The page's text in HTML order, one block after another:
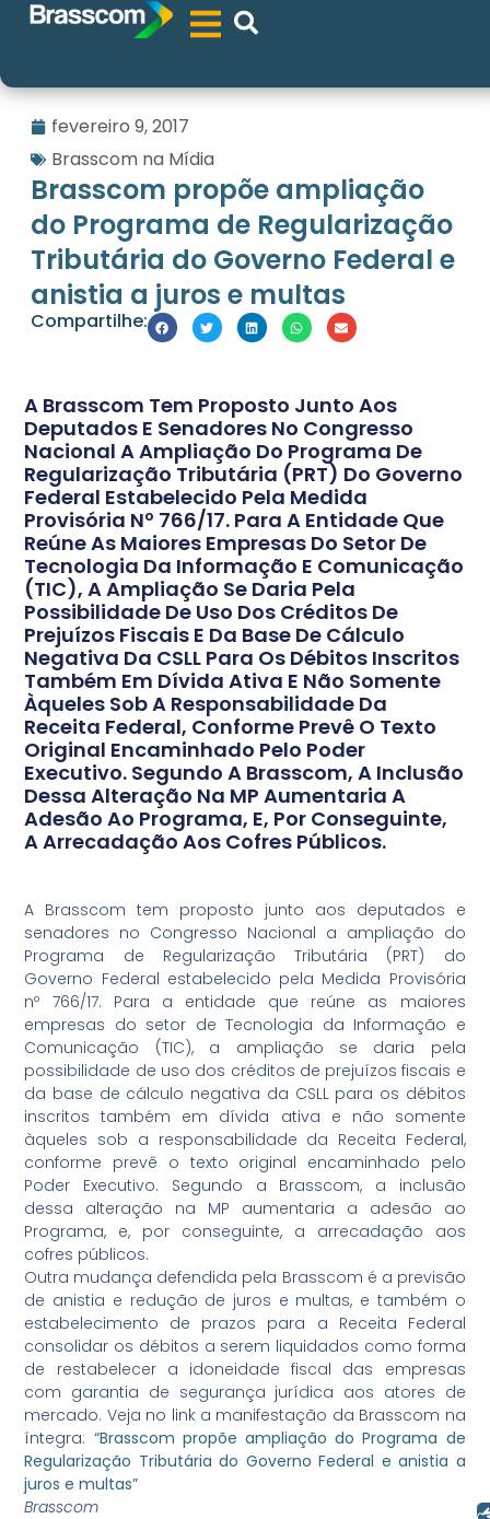
fevereiro 9, 2017
Brasscom na Mídia
Brasscom propõe ampliação
do Programa de Regularização
Tributária do Governo Federal e
anistia a juros e multas
Compartilhe:
A Brasscom Tem Proposto Junto Aos
Deputados E Senadores No Congresso
Nacional A Ampliação Do Programa De
Regularização Tributária (PRT) Do Governo
Federal Estabelecido Pela Medida
Provisória Nº 766/17. Para A Entidade Que
Reúne As Maiores Empresas Do Setor De
Tecnologia Da Informação E Comunicação
(TIC), A Ampliação Se Daria Pela
Possibilidade De Uso Dos Créditos De
Prejuízos Fiscais E Da Base De Cálculo
Negativa Da CSLL Para Os Débitos Inscritos
Também Em Dívida Ativa E Não Somente
Àqueles Sob A Responsabilidade Da
Receita Federal, Conforme Prevê O Texto
Original Encaminhado Pelo Poder
Executivo. Segundo A Brasscom, A Inclusão
Dessa Alteração Na MP Aumentaria A
Adesão Ao Programa, E, Por Conseguinte,
A Arrecadação Aos Cofres Públicos.
A Brasscom tem proposto junto aos deputados e
senadores no Congresso Nacional a ampliação do
Programa de Regularização Tributária (PRT) do
Governo Federal estabelecido pela Medida Provisória
nº 766/17. Para a entidade que reúne as maiores
empresas do setor de Tecnologia da Informação e
Comunicação (TIC), a ampliação se daria pela
possibilidade de uso dos créditos de prejuízos fiscais e
da base de cálculo negativa da CSLL para os débitos
inscritos também em dívida ativa e não somente
àqueles sob a responsabilidade da Receita Federal,
conforme prevê o texto original encaminhado pelo
Poder Executivo. Segundo a Brasscom, a inclusão
dessa alteração na MP aumentaria a adesão ao
Programa, e, por conseguinte, a arrecadação aos
cofres públicos.
Outra mudança defendida pela Brasscom é a previsão
de anistia e redução de juros e multas, e também o
estabelecimento de prazos para a Receita Federal
consolidar os débitos a serem liquidados como forma
de restabelecer a idoneidade fiscal das empresas
com garantia de segurança jurídica aos atores de
mercado. Veja no link a manifestação da Brasscom na
íntegra: “Brasscom propõe ampliação do Programa de
Regularização Tributária do Governo Federal e anistia a
juros e multas”
Brasscom